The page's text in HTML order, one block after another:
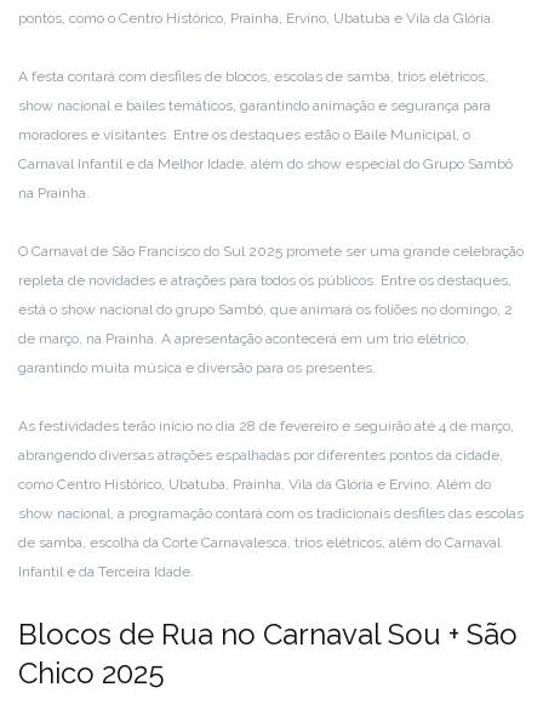
pontos, como o Centro Histórico, Prainha, Ervino, Ubatuba e Vila da Glória.
A festa contará com desfiles de blocos, escolas de samba, trios elétricos,
show nacional e bailes temáticos, garantindo animação e segurança para
moradores e visitantes. Entre os destaques estão o Baile Municipal, o
Carnaval Infantil e da Melhor Idade, além do show especial do Grupo Sambô
na Prainha.
O Carnaval de São Francisco do Sul 2025 promete ser uma grande celebração
repleta de novidades e atrações para todos os públicos. Entre os destaques,
está o show nacional do grupo Sambô, que animará os foliões no domingo, 2
de março, na Prainha. A apresentação acontecerá em um trio elétrico,
garantindo muita música e diversão para os presentes.
As festividades terão início no dia 28 de fevereiro e seguirão até 4 de março,
abrangendo diversas atrações espalhadas por diferentes pontos da cidade,
como Centro Histórico, Ubatuba, Prainha, Vila da Glória e Ervino. Além do
show nacional, a programação contará com os tradicionais desfiles das escolas
de samba, escolha da Corte Carnavalesca, trios elétricos, além do Carnaval
Infantil e da Terceira Idade.
Blocos de Rua no Carnaval Sou + São
Chico 2025